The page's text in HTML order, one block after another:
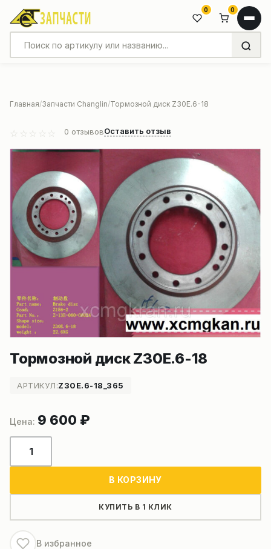
0 0
Главная Запчасти Changlin Тормозной диск Z30E.6-18
0 отзывовОставить отзыв
Тормозной диск Z30E.6-18
АРТИКУЛ:Z30E.6-18_365
9 600 ₽
товара
18
В КОРЗИНУ
КУПИТЬ В 1 КЛИК
В избранное